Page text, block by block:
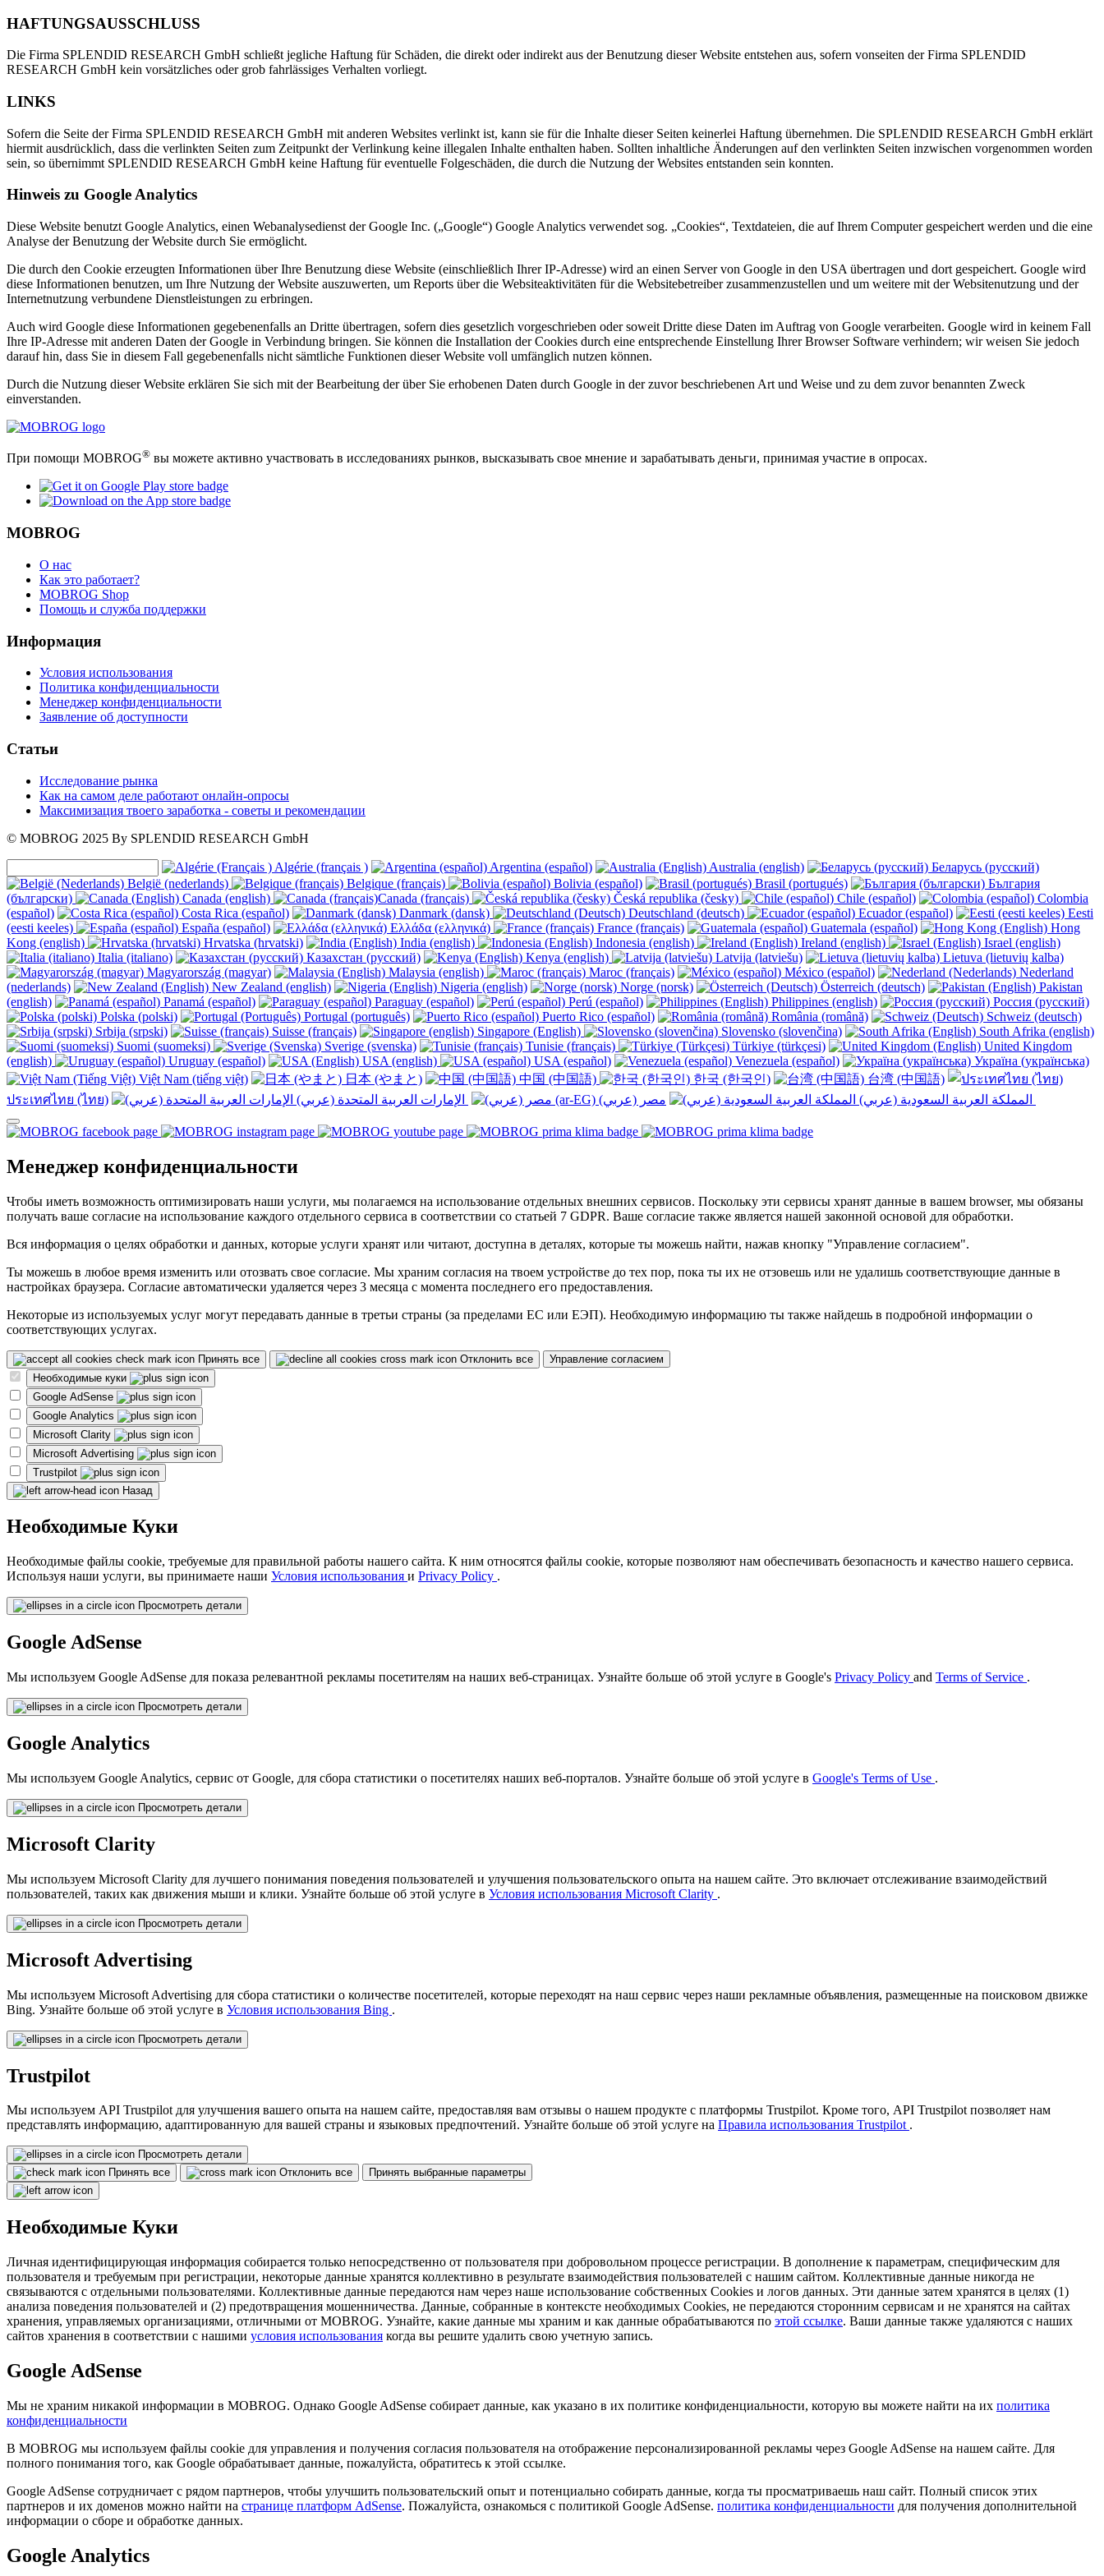
HAFTUNGSAUSSCHLUSS
Die Firma SPLENDID RESEARCH GmbH schließt jegliche Haftung für Schäden, die direkt oder indirekt aus der Benutzung dieser Website entstehen aus, sofern vonseiten der Firma SPLENDID
RESEARCH GmbH kein vorsätzliches oder grob fahrlässiges Verhalten vorliegt.
LINKS
Sofern die Seite der Firma SPLENDID RESEARCH GmbH mit anderen Websites verlinkt ist, kann sie für die Inhalte dieser Seiten keinerlei Haftung übernehmen. Die SPLENDID RESEARCH GmbH erklärt
hiermit ausdrücklich, dass die verlinkten Seiten zum Zeitpunkt der Verlinkung keine illegalen Inhalte enthalten haben. Sollten inhaltliche Änderungen auf den verlinkten Seiten inzwischen vorgenommen worden
sein, so übernimmt SPLENDID RESEARCH GmbH keine Haftung für eventuelle Folgeschäden, die durch die Nutzung der Websites entstanden sein konnten.
Hinweis zu Google Analytics
Diese Website benutzt Google Analytics, einen Webanalysedienst der Google Inc. („Google“) Google Analytics verwendet sog. „Cookies“, Textdateien, die auf Ihrem Computer gespeichert werden und die eine
Analyse der Benutzung der Website durch Sie ermöglicht.
Die durch den Cookie erzeugten Informationen über Ihre Benutzung diese Website (einschließlich Ihrer IP-Adresse) wird an einen Server von Google in den USA übertragen und dort gespeichert. Google wird
diese Informationen benutzen, um Ihre Nutzung der Website auszuwerten, um Reports über die Websiteaktivitäten für die Websitebetreiber zusammenzustellen und um weitere mit der Websitenutzung und der
Internetnutzung verbundene Dienstleistungen zu erbringen.
Auch wird Google diese Informationen gegebenenfalls an Dritte übertragen, sofern dies gesetzlich vorgeschrieben oder soweit Dritte diese Daten im Auftrag von Google verarbeiten. Google wird in keinem Fall
Ihre IP-Adresse mit anderen Daten der Google in Verbindung bringen. Sie können die Installation der Cookies durch eine entsprechende Einstellung Ihrer Browser Software verhindern; wir weisen Sie jedoch
darauf hin, dass Sie in diesem Fall gegebenenfalls nicht sämtliche Funktionen dieser Website voll umfänglich nutzen können.
Durch die Nutzung dieser Website erklären Sie sich mit der Bearbeitung der über Sie erhobenen Daten durch Google in der zuvor beschriebenen Art und Weise und zu dem zuvor benannten Zweck
einverstanden.
При помощи MOBROG® вы можете активно участвовать в исследованиях рынков, высказывать свое мнение и зарабатывать деньги, принимая участие в опросах.
MOBROG
О нас
Как это работает?
MOBROG Shop
Помощь и служба поддержки
Информация
Условия использования
Политика конфиденциальности
Менеджер конфиденциальности
Заявление об доступности
Статьи
Исследование рынка
Как на самом деле работают онлайн-опросы
Максимизация твоего заработка - советы и рекомендации
© MOBROG 2025 By SPLENDID RESEARCH GmbH
Algérie (français ) Argentina (español) Australia (english)
Беларусь (русский)
België (nederlands)
Belgique (français) Bolivia (español) Brasil (portugués)
България
(български)
Canada (english) Canada (français) Česká republika (česky) Chile (español)
Colombia
(español)
Costa Rica (español) Danmark (dansk) Deutschland (deutsch) Ecuador (español)
Eesti
(eesti keeles)
España (español) Ελλάδα (ελληνικά) France (français) Guatemala (español)
Hong
Kong (english)
Hrvatska (hrvatski) India (english) Indonesia (english) Ireland (english)
Israel (english)
Italia (italiano)
Казахстан (русский) Kenya (english) Latvija (latviešu)
Lietuva (lietuvių kalba)
Magyarország (magyar)
Malaysia (english) Maroc (français) México (español)
Nederland
(nederlands)
New Zealand (english) Nigeria (english) Norge (norsk) Österreich (deutsch)
Pakistan
(english)
Panamá (español) Paraguay (español) Perú (español) Philippines (english)
Россия (русский)
Polska (polski)
Portugal (português) Puerto Rico (español) România (română)
Schweiz (deutsch)
Srbija (srpski)
Suisse (français) Singapore (English) Slovensko (slovenčina)
South Afrika (english)
Suomi (suomeksi)
Sverige (svenska) Tunisie (français) Türkiye (türkçesi)
United Kingdom
(english)
Uruguay (español) USA (english) USA (español) Venezuela (español)
Україна (українська)
Việt Nam (tiếng việt)
日本 (やまと) 中国 (中国語) 한국 (한국인)
台湾 (中国語)
ประเทศไทย (ไทย)
Менеджер конфиденциальности
Чтобы иметь возможность оптимизировать наши услуги, мы полагаемся на использование отдельных внешних сервисов. Поскольку эти сервисы хранят данные в вашем browser, мы обязаны
получать ваше согласие на использование каждого отдельного сервиса в соответствии со статьей 7 GDPR. Ваше согласие также является нашей законной основой для обработки.
Вся информация о целях обработки и данных, которые услуги хранят или читают, доступна в деталях, которые ты можешь найти, нажав кнопку "Управление согласием".
Ты можешь в любое время изменить или отозвать свое согласие. Мы храним согласия на твоем устройстве до тех пор, пока ты их не отзовешь или не удалишь соответствующие данные в
настройках браузера. Согласие автоматически удаляется через 3 месяца с момента последнего его предоставления.
Некоторые из используемых услуг могут передавать данные в третьи страны (за пределами ЕС или ЕЭП). Необходимую информацию ты также найдешь в подробной информации о
соответствующих услугах.
Принять все Отклонить все
Управление согласием
Необходимые куки
Google AdSense
Google Analytics
Microsoft Clarity
Microsoft Advertising
Trustpilot
Назад
Необходимые Куки
Необходимые файлы cookie, требуемые для правильной работы нашего сайта. К ним относятся файлы cookie, которые позволяют нам обеспечивать безопасность и качество нашего сервиса.
Используя наши услуги, вы принимаете наши Условия использования и Privacy Policy .
Просмотреть детали
Google AdSense
Мы используем Google AdSense для показа релевантной рекламы посетителям на наших веб-страницах. Узнайте больше об этой услуге в Google's Privacy Policy and Terms of Service .
Просмотреть детали
Google Analytics
Мы используем Google Analytics, сервис от Google, для сбора статистики о посетителях наших веб-порталов. Узнайте больше об этой услуге в Google's Terms of Use .
Просмотреть детали
Microsoft Clarity
Мы используем Microsoft Clarity для лучшего понимания поведения пользователей и улучшения пользовательского опыта на нашем сайте. Это включает отслеживание взаимодействий
пользователей, таких как движения мыши и клики. Узнайте больше об этой услуге в Условия использования Microsoft Clarity .
Просмотреть детали
Microsoft Advertising
Мы используем Microsoft Advertising для сбора статистики о количестве посетителей, которые переходят на наш сервис через наши рекламные объявления, размещенные на поисковом движке
Bing. Узнайте больше об этой услуге в Условия использования Bing .
Просмотреть детали
Trustpilot
Мы используем API Trustpilot для улучшения вашего опыта на нашем сайте, предоставляя вам отзывы о нашем продукте с платформы Trustpilot. Кроме того, API Trustpilot позволяет нам
представлять информацию, адаптированную для вашей страны и языковых предпочтений. Узнайте больше об этой услуге на Правила использования Trustpilot .
Просмотреть детали
Принять все
Отклонить все Принять выбранные параметры
Необходимые Куки
Личная идентифицирующая информация собирается только непосредственно от пользователя при добровольном процессе регистрации. В дополнение к параметрам, специфическим для
пользователя и требуемым при регистрации, некоторые данные хранятся коллективно в результате взаимодействия пользователей с нашим сайтом. Коллективные данные никогда не
связываются с отдельными пользователями. Коллективные данные передаются нам через наше использование собственных Cookies и логов данных. Эти данные затем хранятся в целях (1)
анализа поведения пользователей и (2) предотвращения мошенничества. Данные, собранные в контексте необходимых Cookies, не передаются сторонним сервисам и не хранятся на сайтах
хранения, управляемых организациями, отличными от MOBROG. Узнайте, какие данные мы храним и как данные обрабатываются по этой ссылке. Ваши данные также удаляются с наших
сайтов хранения в соответствии с нашими условия использования когда вы решите удалить свою учетную запись.
Google AdSense
Мы не храним никакой информации в MOBROG. Однако Google AdSense собирает данные, как указано в их политике конфиденциальности, которую вы можете найти на их политика
конфиденциальности
В MOBROG мы используем файлы cookie для управления и получения согласия пользователя на отображение персонализированной рекламы через Google AdSense на нашем сайте. Для
полного понимания того, как Google обрабатывает данные, пожалуйста, обратитесь к этой ссылке.
Google AdSense сотрудничает с рядом партнеров, чтобы улучшить пользовательский опыт и потенциально собирать данные, когда ты просматриваешь наш сайт. Полный список этих
партнеров и их доменов можно найти на странице платформ AdSense. Пожалуйста, ознакомься с политикой Google AdSense. политика конфиденциальности для получения дополнительной
информации о сборе и обработке данных.
Google Analytics